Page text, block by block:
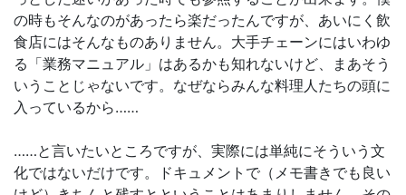
の時もそんなのがあったら楽だったんですが、あいにく飲
食店にはそんなものありません。大手チェーンにはいわゆ
る「業務マニュアル」はあるかも知れないけど、まあそう
いうことじゃないです。なぜならみんな料理人たちの頭に
入っているから……
……と言いたいところですが、実際には単純にそういう文
化ではないだけです。ドキュメントで（メモ書きでも良い